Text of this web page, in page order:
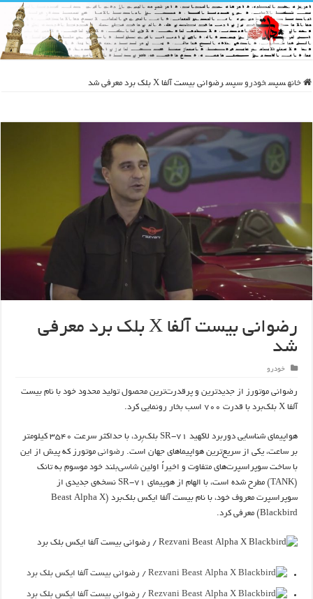
خانه سپس خودرو سپس رضوانی بیست آلفا X بلک‌ برد معرفی شد
رضوانی بیست آلفا X بلک‌ برد معرفی
شد
خودرو
رضوانی موتورز از جدیدترین و پرقدرت‌ترین محصول تولید محدود خود با نام بیست
آلفا X بلک‌برد با قدرت ۷۰۰ اسب بخار رونمایی کرد.
هواپیمای شناسایی دوربرد لاکهید SR-71 بلک‌بِرد، با حداکثر سرعت ۳۵۴۰ کیلومتر
بر ساعت، یکی از سریع‌ترین هواپیماهای جهان است. رضوانیموتورز که پیش از این
با ساخت سوپراسپرت‌های متفاوت و اخیراً اولینشاسی‌بلندخود موسوم به تانک
(TANK) مطرح شده است، با الهام از هوپیمای SR-71 نسخه‌ی جدیدی از
سوپراسپرت معروف خود، با نام بیست آلفا ایکس بلک‌برد (Beast Alpha X
Blackbird) معرفی کرد.